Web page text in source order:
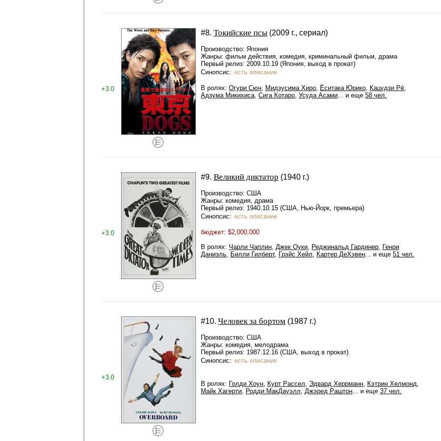
+3.0
#8. Токийские псы (2009 г., сериал)
Производство: Япония
Жанры: фильм действия, комедия, криминальный фильм, драма
Первый релиз: 2009.10.19 (Япония, выход в прокат)
Синопсис: есть описание
В ролях: Огури Сюн, Мидзусима Хиро, Ёситака Юрико, Кацудзи Рё,
Адзума Микихиса, Сига Котаро, Усуда Асами... и еще 58 чел.
+3.0
#9. Великий диктатор (1940 г.)
Производство: США
Жанры: комедия, драма
Первый релиз: 1940.10.15 (США, Нью-Йорк, премьера)
Синопсис: есть описание
бюджет: $2,000,000
В ролях: Чарли Чаплин, Джек Оуки, Реджинальд Гардинер, Генри
Даниэль, Билли Гилберт, Грэйс Хейл, Картер ДеХэвен... и еще 51 чел.
+3.0
#10. Человек за бортом (1987 г.)
Производство: США
Жанры: комедия, мелодрама
Первый релиз: 1987.12.16 (США, выход в прокат)
Синопсис: есть описание
В ролях: Голди Хоун, Курт Рассел, Эдвард Херрманн, Кэтрин Хелмонд,
Майк Хагерти, Родди МакДауэлл, Джэред Раштон... и еще 37 чел.